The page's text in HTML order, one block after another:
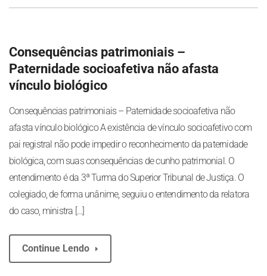
Consequências patrimoniais –
Paternidade socioafetiva não afasta
vínculo biológico
Consequências patrimoniais – Paternidade socioafetiva não
afasta vínculo biológico A existência de vínculo socioafetivo com
pai registral não pode impedir o reconhecimento da paternidade
biológica, com suas consequências de cunho patrimonial. O
entendimento é da 3ª Turma do Superior Tribunal de Justiça. O
colegiado, de forma unânime, seguiu o entendimento da relatora
do caso, ministra […]
Continue Lendo